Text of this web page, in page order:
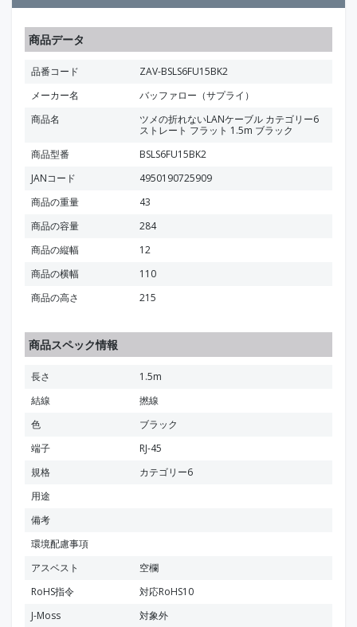
商品データ
品番コード
ZAV-BSLS6FU15BK2
メーカー名
バッファロー（サプライ）
商品名
ツメの折れないLANケーブル カテゴリー6
ストレート フラット 1.5m ブラック
商品型番
BSLS6FU15BK2
JANコード
4950190725909
商品の重量
43
商品の容量
284
商品の縦幅
12
商品の横幅
110
商品の高さ
215
商品スペック情報
長さ
1.5m
結線
撚線
色
ブラック
端子
RJ-45
規格
カテゴリー6
用途
備考
環境配慮事項
アスベスト
空欄
RoHS指令
対応RoHS10
J-Moss
対象外